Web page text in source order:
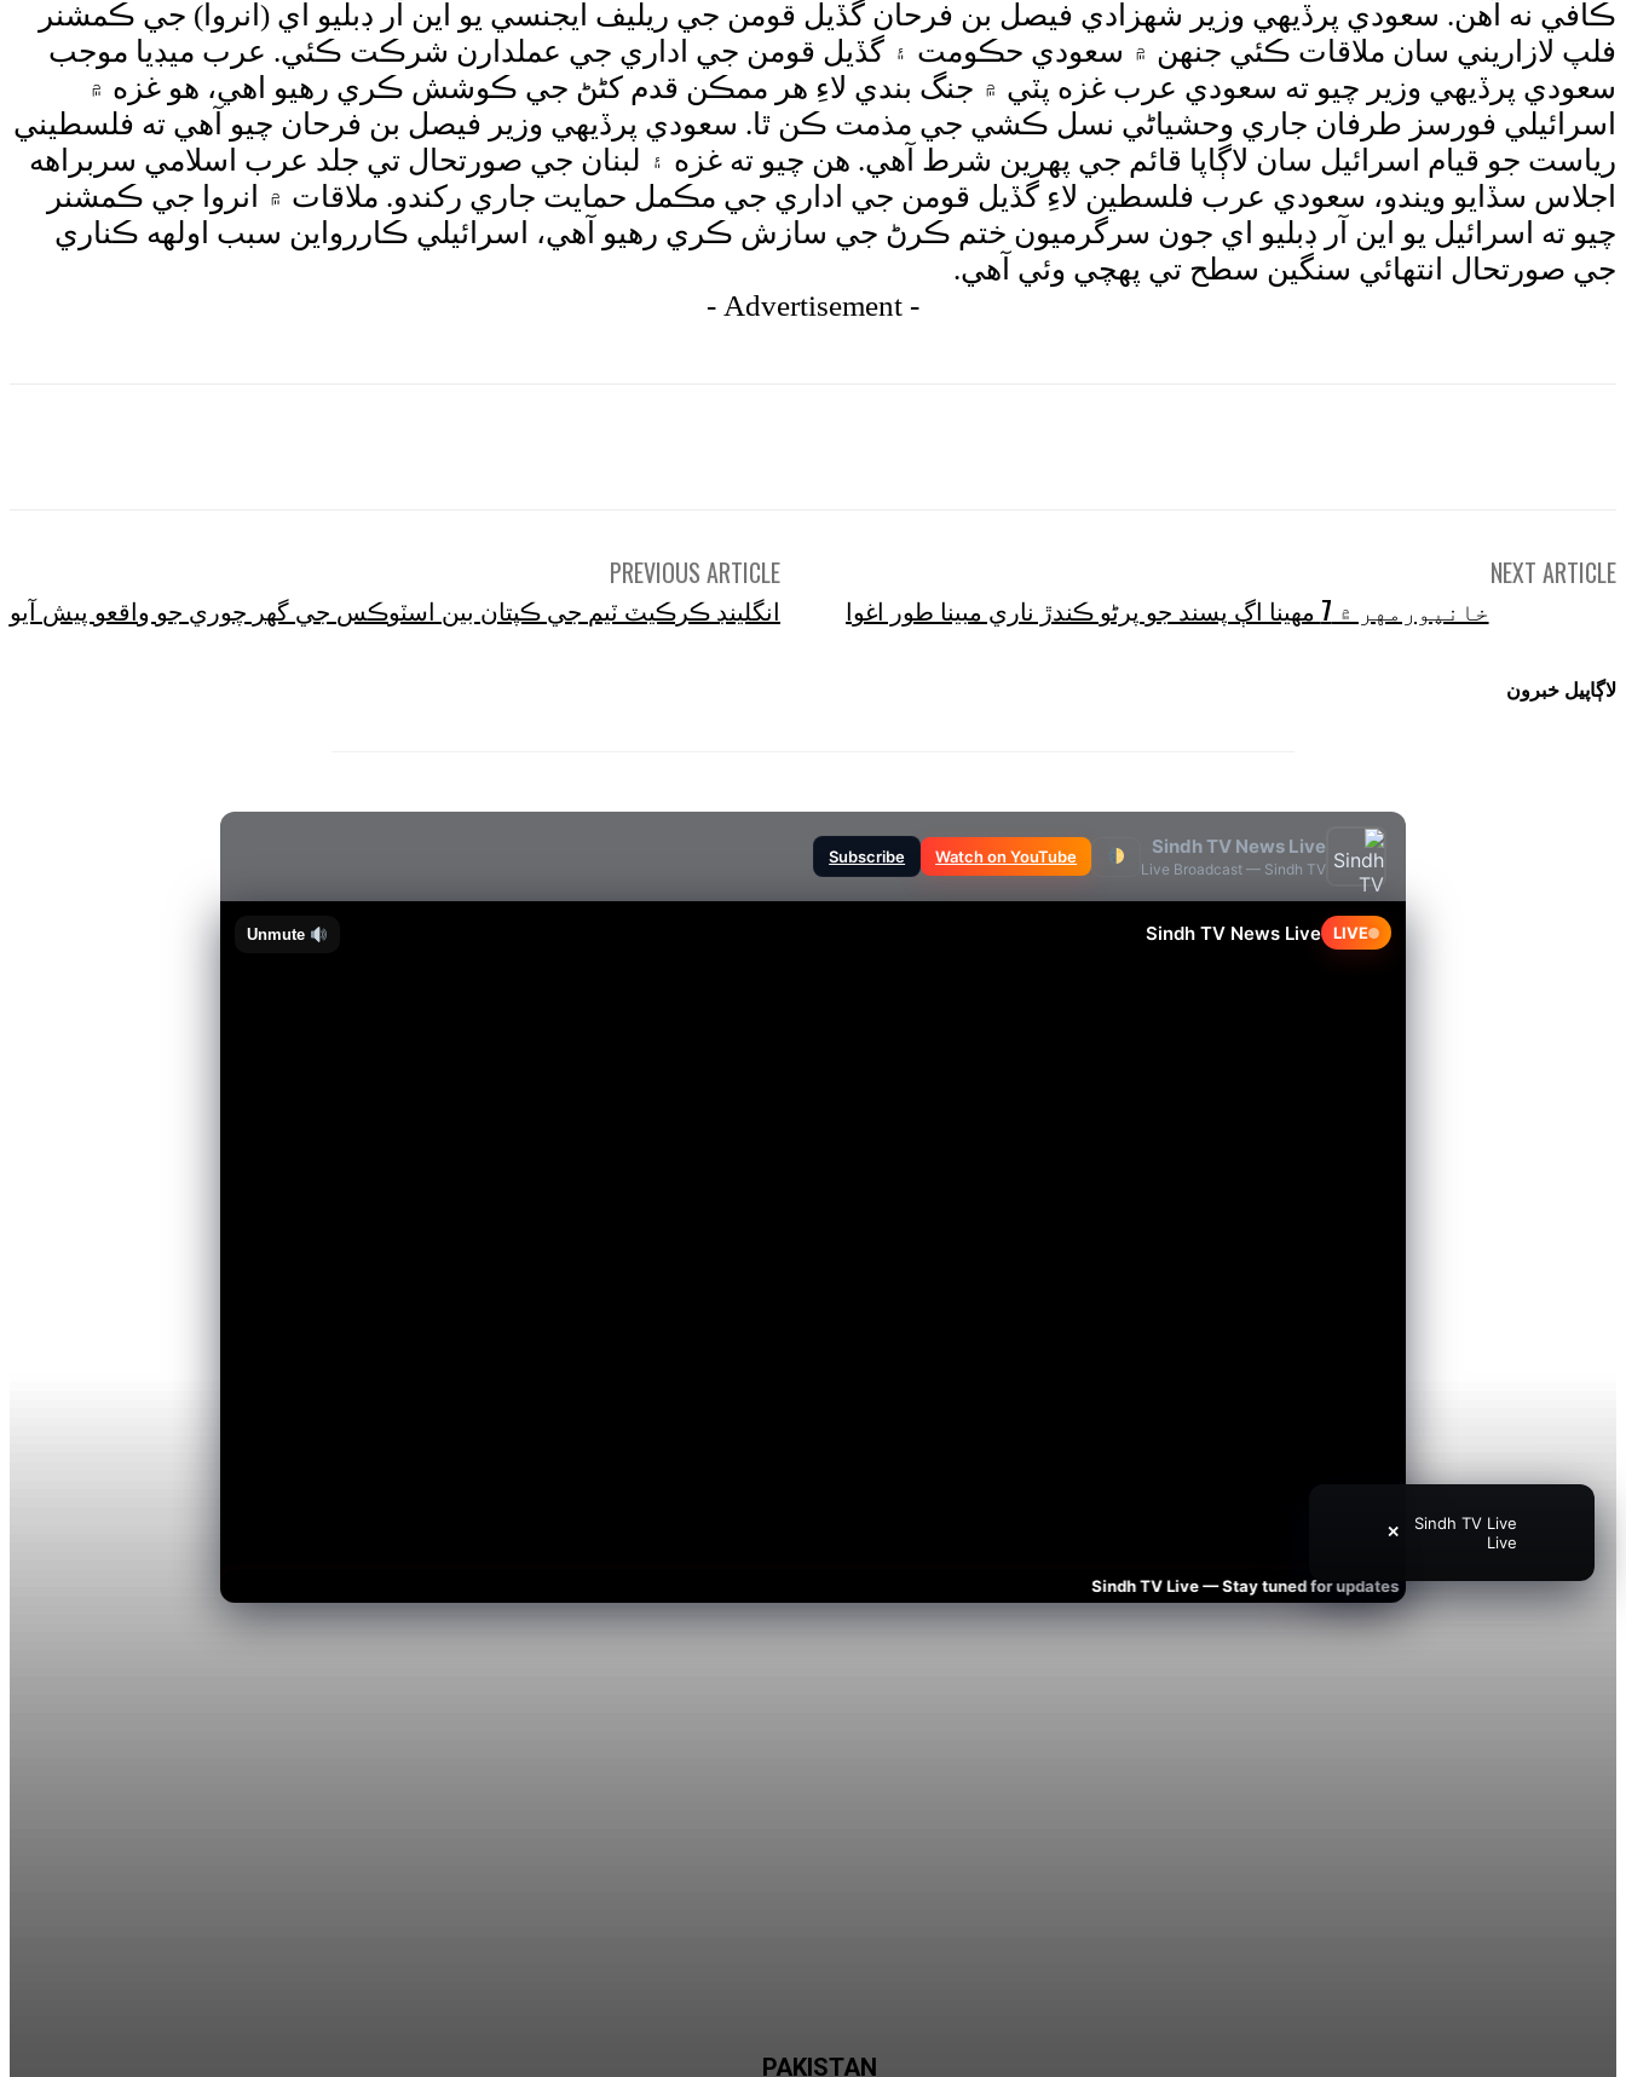
ڪافي نه آهن. سعودي پرڏيهي وزير شهزادي فيصل بن فرحان گڏيل قومن جي ريليف ايجنسي يو اين آر ڊبليو اي (انروا) جي ڪمشنر
فلپ لازاريني سان ملاقات ڪئي جنهن ۾ سعودي حڪومت ۽ گڏيل قومن جي اداري جي عملدارن شرڪت ڪئي. عرب ميڊيا موجب
سعودي پرڏيهي وزير چيو ته سعودي عرب غزه پٽي ۾ جنگ بندي لاءِ هر ممڪن قدم کڻڻ جي ڪوشش ڪري رهيو اهي، هو غزه ۾
اسرائيلي فورسز طرفان جاري وحشياڻي نسل ڪشي جي مذمت ڪن ٿا. سعودي پرڏيهي وزير فيصل بن فرحان چيو آهي ته فلسطيني
رياست جو قيام اسرائيل سان لاڳاپا قائم جي پهرين شرط آهي. هن چيو ته غزه ۽ لبنان جي صورتحال تي جلد عرب اسلامي سربراهه
اجلاس سڏايو ويندو، سعودي عرب فلسطين لاءِ گڏيل قومن جي اداري جي مڪمل حمايت جاري رکندو. ملاقات ۾ انروا جي ڪمشنر
چيو ته اسرائيل يو اين آر ڊبليو اي جون سرگرميون ختم ڪرڻ جي سازش ڪري رهيو آهي، اسرائيلي ڪاررواين سبب اولهه ڪناري
جي صورتحال انتهائي سنگين سطح تي پهچي وئي آهي.
- Advertisement -
PREVIOUS ARTICLE
انگلينڊ ڪرڪيٽ ٽيم جي ڪپتان بين اسٽوڪس جي گهر چوري جو واقعو پيش آيو
NEXT ARTICLE
خانپورمهر ۾ 7 مهينا اڳ پسند جو پرڻو ڪندڙ ناري مبينا طور اغوا
لاڳاپيل خبرون
Sindh TV News Live
Live Broadcast — Sindh TV
Watch on YouTube
Subscribe
LIVE
Sindh TV News Live
Sindh TV Live — Stay tuned for updates
Sindh TV Live
Live
✕
PAKISTAN